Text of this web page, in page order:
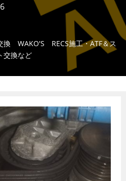
換 WAKO'S RECS施工・ATF＆ス
交換など